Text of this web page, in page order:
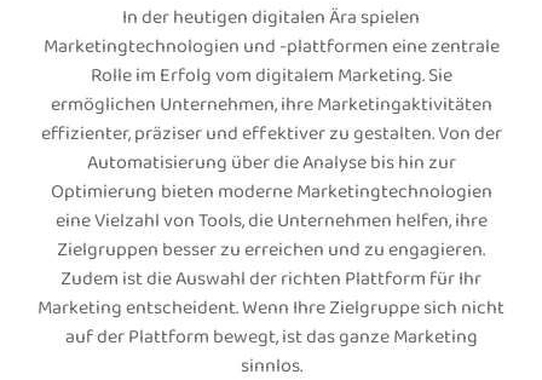
In der heutigen digitalen Ära spielen
Marketingtechnologien und -plattformen eine zentrale
Rolle im Erfolg vom digitalem Marketing. Sie
ermöglichen Unternehmen, ihre Marketingaktivitäten
effizienter, präziser und effektiver zu gestalten. Von der
Automatisierung über die Analyse bis hin zur
Optimierung bieten moderne Marketingtechnologien
eine Vielzahl von Tools, die Unternehmen helfen, ihre
Zielgruppen besser zu erreichen und zu engagieren.
Zudem ist die Auswahl der richten Plattform für Ihr
Marketing entscheident. Wenn Ihre Zielgruppe sich nicht
auf der Plattform bewegt, ist das ganze Marketing
sinnlos.